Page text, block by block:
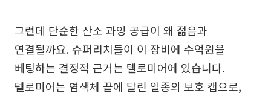
그런데 단순한 산소 과잉 공급이 왜 젊음과
연결될까요. 슈퍼리치들이 이 장비에 수억원을
베팅하는 결정적 근거는 텔로미어에 있습니다.
텔로미어는 염색체 끝에 달린 일종의 보호 캡으로,